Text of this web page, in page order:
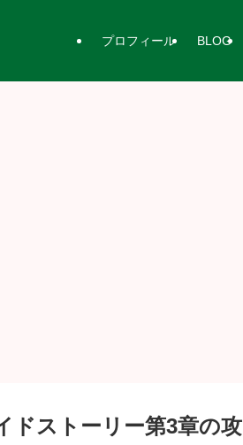
プロフィール BLOG
ドストーリー第3章の攻